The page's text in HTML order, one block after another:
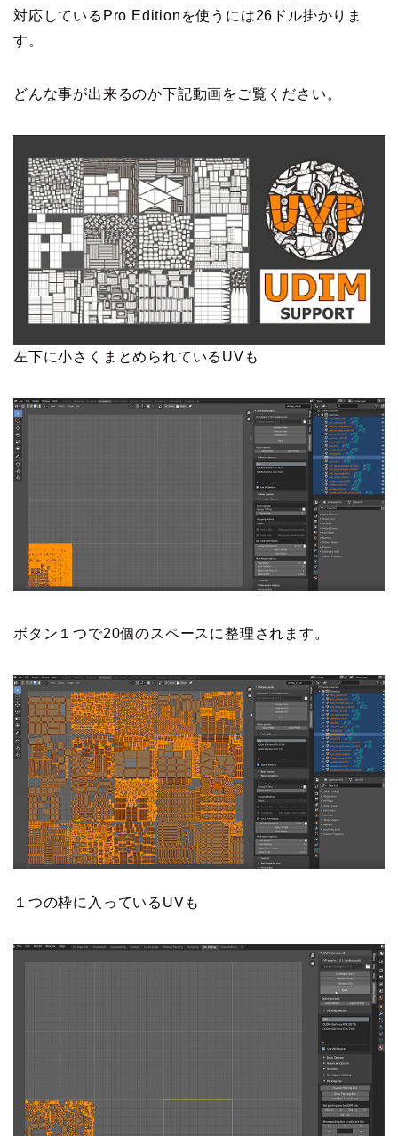
対応しているPro Editionを使うには26ドル掛かりま
す。
どんな事が出来るのか下記動画をご覧ください。
左下に小さくまとめられているUVも
ボタン１つで20個のスペースに整理されます。
１つの枠に入っているUVも